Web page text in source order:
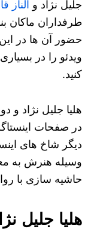
جلیل نژاد و الناز
طرفداران ماکان
حضور آن ها در
ویدئو را در
کنید.
هلیا جلیل نژاد
در صفحات
دیگر شاخ های
وسیله هنرش به
حاشیه سازی با
هلیا جلیل